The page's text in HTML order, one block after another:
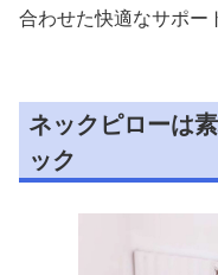
合わせた快適なサポー
ネックピローは
ック